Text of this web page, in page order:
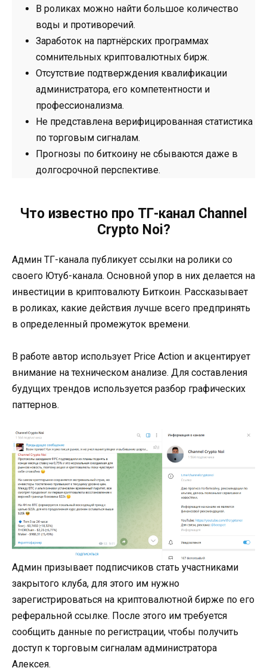
В роликах можно найти большое количество
воды и противоречий.
Заработок на партнёрских программах
сомнительных криптовалютных бирж.
Отсутствие подтверждения квалификации
администратора, его компетентности и
профессионализма.
Не представлена верифицированная статистика
по торговым сигналам.
Прогнозы по биткоину не сбываются даже в
долгосрочной перспективе.
Что известно про ТГ-канал Channel
Crypto Noi?
Админ ТГ-канала публикует ссылки на ролики со
своего Ютуб-канала. Основной упор в них делается на
инвестиции в криптовалюту Биткоин. Рассказывает
в роликах, какие действия лучше всего предпринять
в определенный промежуток времени.
В работе автор использует Price Action и акцентирует
внимание на техническом анализе. Для составления
будущих трендов используется разбор графических
паттернов.
Админ призывает подписчиков стать участниками
закрытого клуба, для этого им нужно
зарегистрироваться на криптовалютной бирже по его
реферальной ссылке. После этого им требуется
сообщить данные по регистрации, чтобы получить
доступ к торговым сигналам администратора
Алексея.